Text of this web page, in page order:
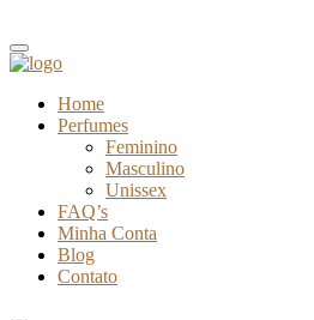
Home
Perfumes
Feminino
Masculino
Unissex
FAQ’s
Minha Conta
Blog
Contato